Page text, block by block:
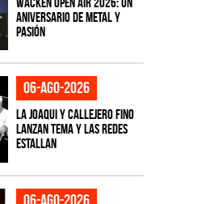
aniversario de metal y
pasión
06-ago-2026
La Joaqui y Callejero Fino
lanzan tema y las redes
estallan
06-ago-2026